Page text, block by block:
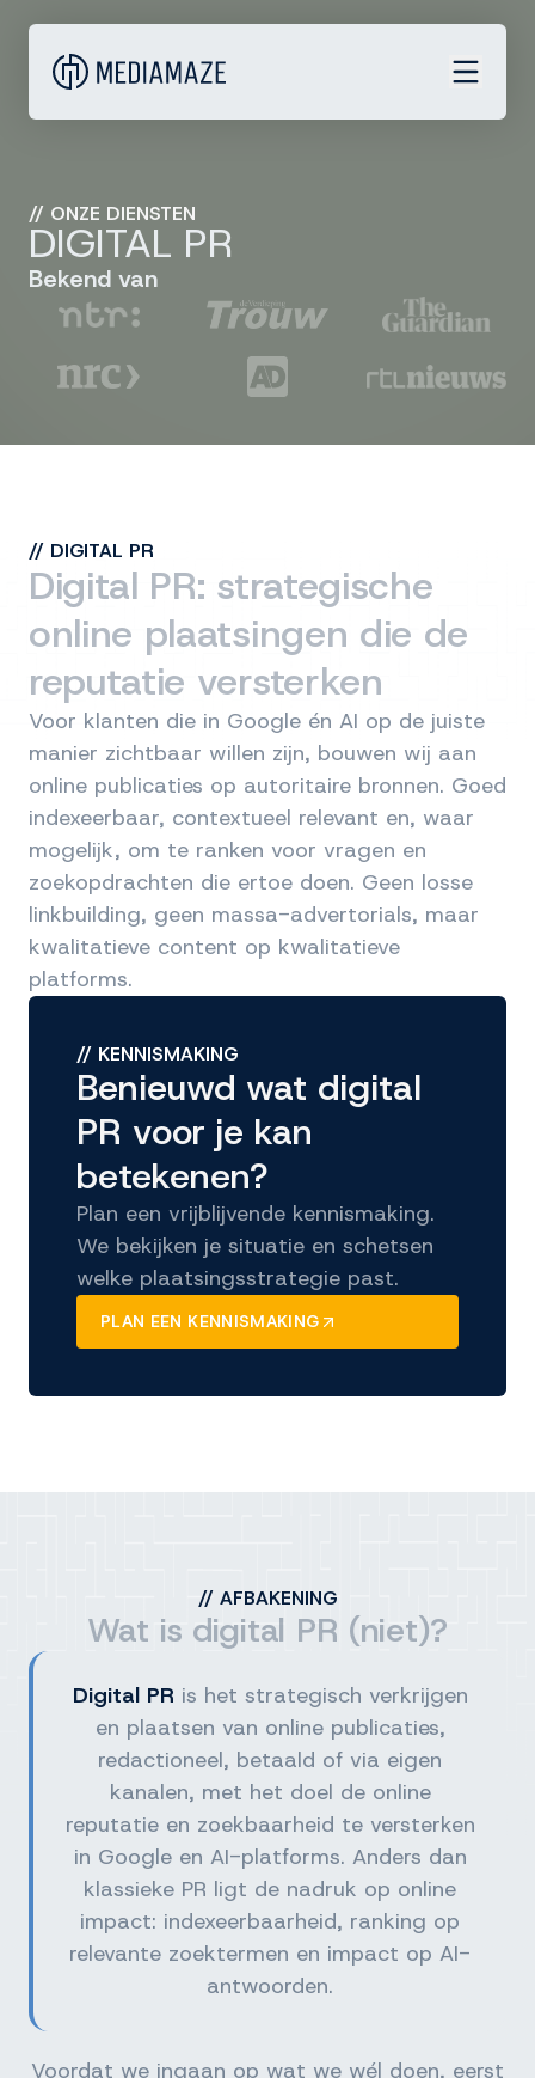
// ONZE DIENSTEN
DIGITAL PR
Bekend van
// DIGITAL PR
Digital PR: strategische
online plaatsingen die de
reputatie versterken
Voor klanten die in Google én AI op de juiste
manier zichtbaar willen zijn, bouwen wij aan
online publicaties op autoritaire bronnen. Goed
indexeerbaar, contextueel relevant en, waar
mogelijk, om te ranken voor vragen en
zoekopdrachten die ertoe doen. Geen losse
linkbuilding, geen massa-advertorials, maar
kwalitatieve content op kwalitatieve
platforms.
// KENNISMAKING
Benieuwd wat digital
PR voor je kan
betekenen?
Plan een vrijblijvende kennismaking.
We bekijken je situatie en schetsen
welke plaatsingsstrategie past.
PLAN EEN KENNISMAKING
// AFBAKENING
Wat is digital PR (niet)?
Digital PR is het strategisch verkrijgen
en plaatsen van online publicaties,
redactioneel, betaald of via eigen
kanalen, met het doel de online
reputatie en zoekbaarheid te versterken
in Google en AI-platforms. Anders dan
klassieke PR ligt de nadruk op online
impact: indexeerbaarheid, ranking op
relevante zoektermen en impact op AI-
antwoorden.
Voordat we ingaan op wat we wél doen, eerst